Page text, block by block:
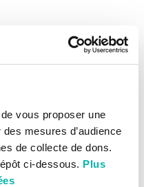
vous proposer une
mesures d’audience
de collecte de dons.
ci-dessous. Plus